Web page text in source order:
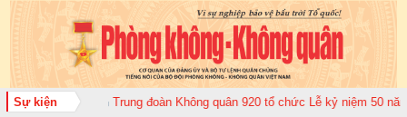
Sự kiện
năm 2026 Trung đoàn Không quân 920 tổ chức Lễ kỷ niệm 50 năm